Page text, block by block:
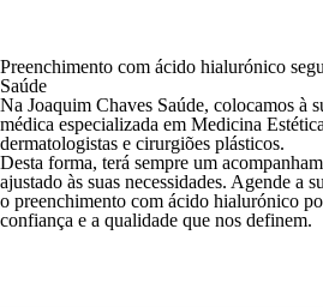
Preenchimento com ácido hialurónico
Saúde
Na Joaquim Chaves Saúde, colocamos à
médica especializada em Medicina
dermatologistas e cirurgiões plásticos.
Desta forma, terá sempre um
ajustado às suas necessidades. Agende a
o preenchimento com ácido hialurónico
confiança e a qualidade que nos definem.